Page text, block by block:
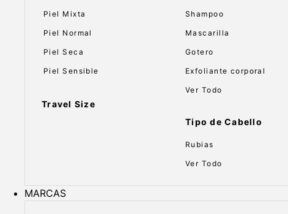
Piel Mixta
Piel Normal
Piel Seca
Piel Sensible
Travel Size
Shampoo
Mascarilla
Gotero
Exfoliante corporal
Ver Todo
Tipo de Cabello
Rubias
Ver Todo
MARCAS